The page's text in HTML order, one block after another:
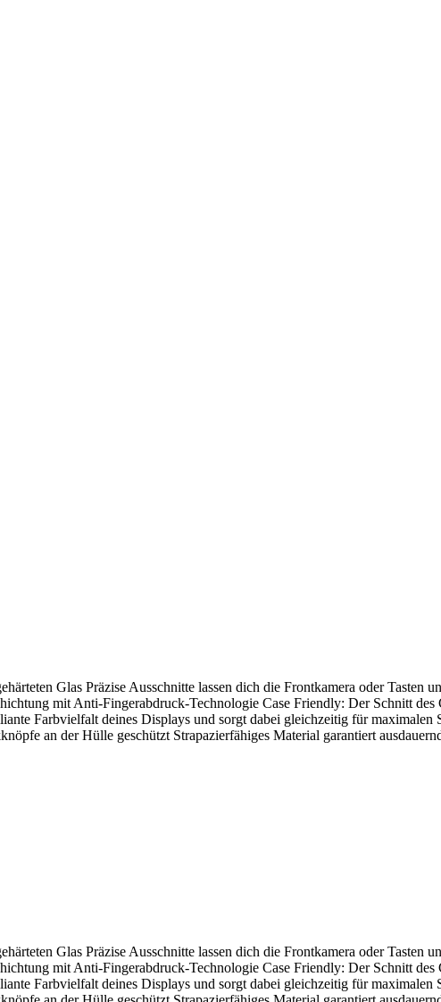
Glas Präzise Ausschnitte lassen dich die Frontkamera oder Tasten
mit Anti-Fingerabdruck-Technologie Case Friendly: Der Schnitt des
Farbvielfalt deines Displays und sorgt dabei gleichzeitig für maximalen
an der Hülle geschützt Strapazierfähiges Material garantiert
Glas Präzise Ausschnitte lassen dich die Frontkamera oder Tasten
mit Anti-Fingerabdruck-Technologie Case Friendly: Der Schnitt des
Farbvielfalt deines Displays und sorgt dabei gleichzeitig für maximalen